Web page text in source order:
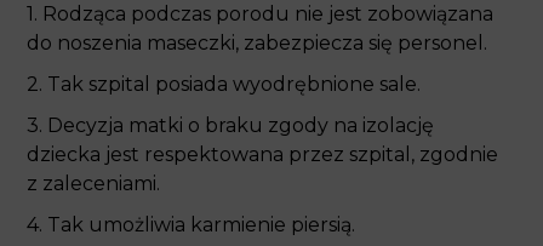
3. Decyzja matki o braku zgody na izolację dziecka
z zaleceniami.
4. Tak umożliwia karmienie piersią.
5. Tak w przypadku braku przeciwwskazań
z matką.